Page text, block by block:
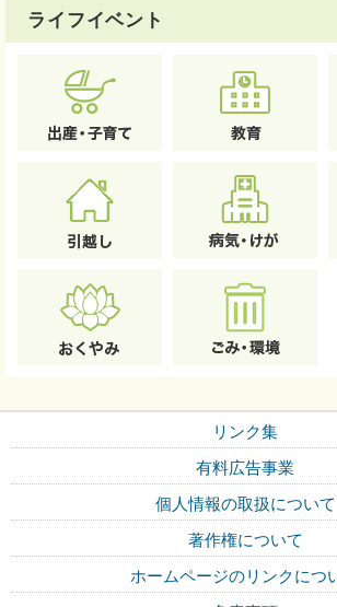
ライフイベント
リンク集
有料広告事業
個人情報の取扱について
著作権について
ホームページのリンクにつ